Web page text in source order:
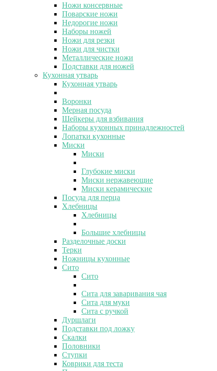
Ножи консервные
Поварские ножи
Недорогие ножи
Наборы ножей
Ножи для резки
Ножи для чистки
Металлические ножи
Подставки для ножей
Кухонная утварь
Кухонная утварь
Воронки
Мерная посуда
Шейкеры для взбивания
Наборы кухонных принадлежностей
Лопатки кухонные
Миски
Миски
Глубокие миски
Миски нержавеющие
Миски керамические
Посуда для перца
Хлебницы
Хлебницы
Большие хлебницы
Разделочные доски
Терки
Ножницы кухонные
Сито
Сито
Сита для заваривания чая
Сита для муки
Сита с ручкой
Дуршлаги
Подставки под ложку
Скалки
Половники
Ступки
Коврики для теста